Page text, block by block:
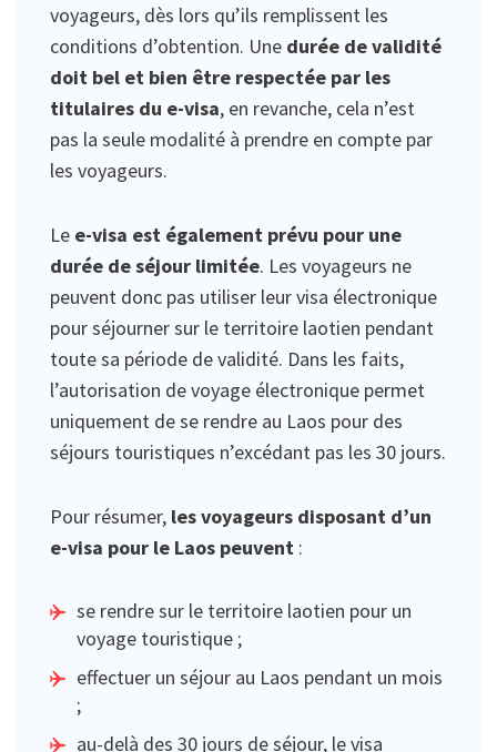
voyageurs, dès lors qu’ils remplissent les
conditions d’obtention. Une durée de validité
doit bel et bien être respectée par les
titulaires du e-visa, en revanche, cela n’est
pas la seule modalité à prendre en compte par
les voyageurs.
Le e-visa est également prévu pour une
durée de séjour limitée. Les voyageurs ne
peuvent donc pas utiliser leur visa électronique
pour séjourner sur le territoire laotien pendant
toute sa période de validité. Dans les faits,
l’autorisation de voyage électronique permet
uniquement de se rendre au Laos pour des
séjours touristiques n’excédant pas les 30 jours.
Pour résumer, les voyageurs disposant d’un
e-visa pour le Laos peuvent :
se rendre sur le territoire laotien pour un
voyage touristique ;
effectuer un séjour au Laos pendant un mois
;
au-delà des 30 jours de séjour, le visa